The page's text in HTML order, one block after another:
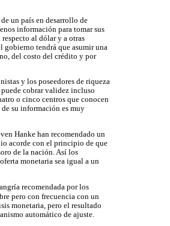
un país en desarrollo de
información para tomar sus
al dólar y a otras
gobierno tendrá que asumir una
del costo del crédito y por
y los poseedores de riqueza
cobrar validez incluso
o cinco centros que conocen
de su información es muy
Hanke han recomendado un
acorde con el principio de que
de la nación. Así los
monetaria sea igual a un
recomendada por los
pero con frecuencia con un
monetaria, pero el resultado
automático de ajuste.